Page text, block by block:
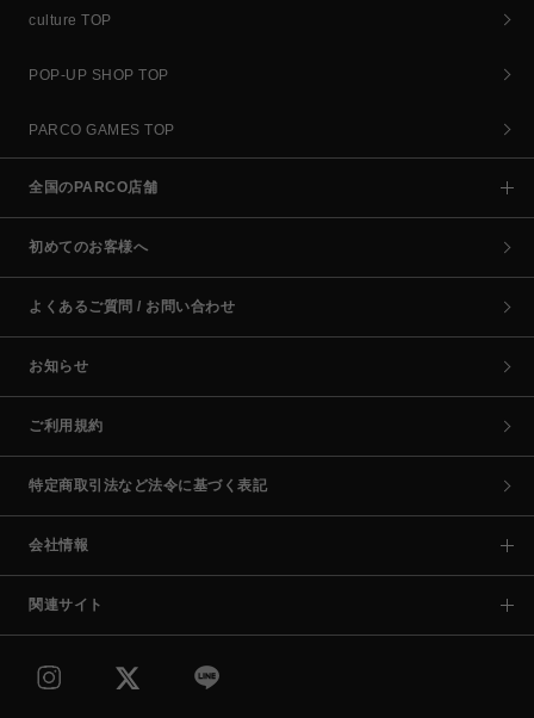
culture TOP
POP-UP SHOP TOP
PARCO GAMES TOP
全国のPARCO店舗
初めてのお客様へ
よくあるご質問 / お問い合わせ
お知らせ
ご利用規約
特定商取引法など法令に基づく表記
会社情報
関連サイト